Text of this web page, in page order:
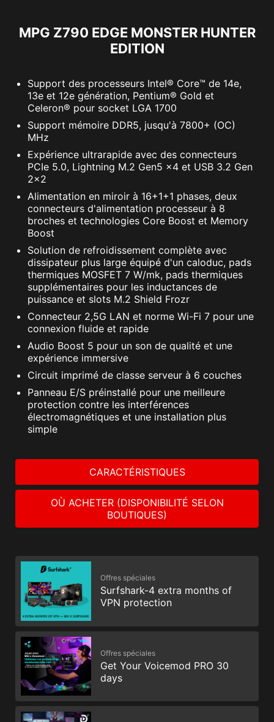
MPG Z790 EDGE MONSTER HUNTER
EDITION
Support des processeurs Intel® Core™ de 14e,
13e et 12e génération, Pentium® Gold et
Celeron® pour socket LGA 1700
Support mémoire DDR5, jusqu'à 7800+ (OC)
MHz
Expérience ultrarapide avec des connecteurs
PCIe 5.0, Lightning M.2 Gen5 x4 et USB 3.2 Gen
2x2
Alimentation en miroir à 16+1+1 phases, deux
connecteurs d'alimentation processeur à 8
broches et technologies Core Boost et Memory
Boost
Solution de refroidissement complète avec
dissipateur plus large équipé d'un caloduc, pads
thermiques MOSFET 7 W/mk, pads thermiques
supplémentaires pour les inductances de
puissance et slots M.2 Shield Frozr
Connecteur 2,5G LAN et norme Wi-Fi 7 pour une
connexion fluide et rapide
Audio Boost 5 pour un son de qualité et une
expérience immersive
Circuit imprimé de classe serveur à 6 couches
Panneau E/S préinstallé pour une meilleure
protection contre les interférences
électromagnétiques et une installation plus
simple
CARACTÉRISTIQUES
OÙ ACHETER (DISPONIBILITÉ SELON
BOUTIQUES)
Offres spéciales
Surfshark-4 extra months of
VPN protection
Offres spéciales
Get Your Voicemod PRO 30
days